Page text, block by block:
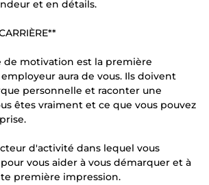
et en détails.
de motivation est la première
aura de vous. Ils doivent
personnelle et raconter une
êtes vraiment et ce que vous pouvez
d'activité dans lequel vous
pour vous aider à vous démarquer et à
première impression.